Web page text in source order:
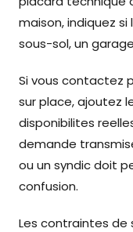
maison, indiquez
sous-sol, un
Si vous contactez
sur place, ajoutez
disponibilites
demande
ou un syndic doit
confusion.
Les contraintes